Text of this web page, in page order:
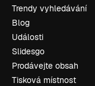
Trendy vyhledávání
Blog
Události
Slidesgo
Prodávejte obsah
Tisková místnost